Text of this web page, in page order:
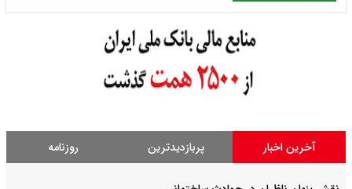
آخرین اخبار پربازدیدترین روزنامه